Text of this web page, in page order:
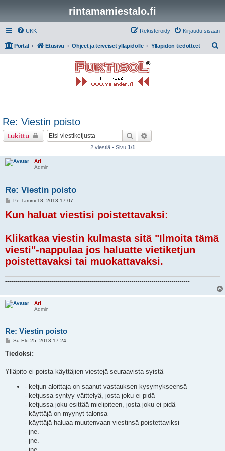
rintamamiestalo.fi
UKK Kirjaudu sisään
Rekisteröidy
Portal Etusivu Ohjeet ja terveiset ylläpidolle Ylläpidon tiedotteet
Re: Viestin poisto
Lukittu Etsi
2 viestiä • Sivu 1/1
Ari
Admin
Re: Viestin poisto
V
e
s
Pe Tammi 18, 2013 17:07
Kun haluat viestisi poistettavaksi:
Klikatkaa viestin kulmasta sitä "Ilmoita tämä
viesti"-nappulaa jos haluatte vietiketjun
poistettavaksi tai muokattavaksi.
--------------------------------------------------------------------------------------------
Ari
Admin
Re: Viestin poisto
V
e
i
Su Elo 25, 2013 17:24
Tiedoksi:
Ylläpito ei poista käyttäjien viestejä seuraavista syistä
- ketjun aloittaja on saanut vastauksen kysymykseensä
- ketjussa syntyy väittelyä, josta joku ei pidä
- ketjussa joku esittää mielipiteen, josta joku ei pidä
- käyttäjä on myynyt talonsa
- käyttäjä haluaa muutenvaan viestinsä poistettaviksi
- jne.
- jne.